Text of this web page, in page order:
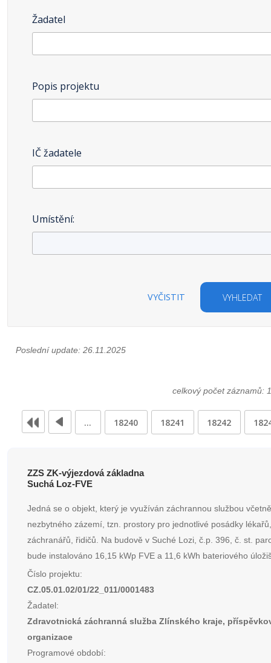
Žadatel
Popis projektu
IČ žadatele
Umístění:
VYČISTIT VYHLEDAT
Poslední update: 26.11.2025
celkový počet záznamů:
… 18240 18241 18242
ZZS ZK-výjezdová základna
Suchá Loz-FVE
Jedná se o objekt, který je využíván záchrannou službou
nezbytného zázemí, tzn. prostory pro jednotlivé posádky lékařů,
záchranářů, řidičů. Na budově v Suché Lozi, č.p. 396, č. st.
bude instalováno 16,15 kWp FVE a 11,6 kWh bateriového
Číslo projektu:
CZ.05.01.02/01/22_011/0001483
Žadatel:
Zdravotnická záchranná služba Zlínského kraje,
organizace
Programové období: